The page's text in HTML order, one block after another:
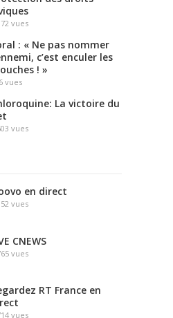
vues
: « Ne pas nommer
c’est enculer les
! »
vues
La victoire du
vues
en direct
vues
CNEWS
vues
RT France en
vues